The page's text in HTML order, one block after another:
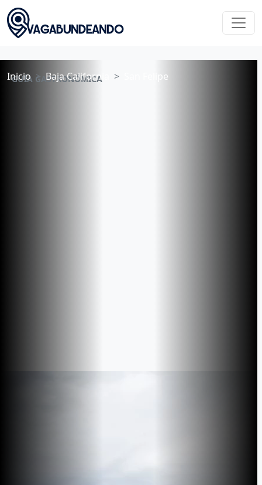
Inicio Baja California San Felipe
GUÍA GASTRONÓMICA